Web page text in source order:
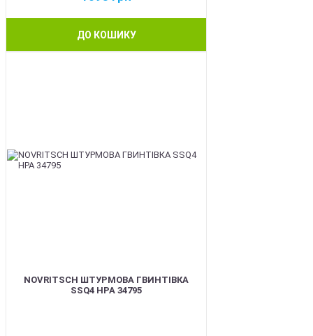
ДО КОШИКУ
NOVRITSCH ШТУРМОВА ГВИНТІВКА
SSQ4 HPA 34795